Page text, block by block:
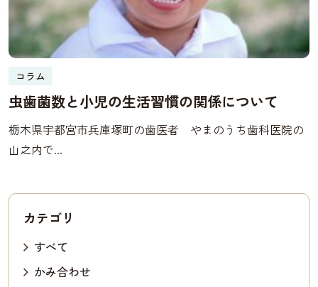
コラム
虫歯菌数と小児の生活習慣の関係について
栃木県宇都宮市兵庫塚町の歯医者 やまのうち歯科医院の
山之内で...
カテゴリ
すべて
かみ合わせ